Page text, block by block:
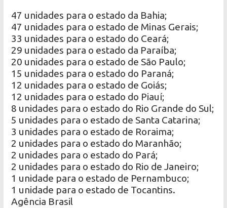
47 unidades para o estado da Bahia;
47 unidades para o estado de Minas Gerais;
33 unidades para o estado do Ceará;
29 unidades para o estado da Paraíba;
20 unidades para o estado de São Paulo;
15 unidades para o estado do Paraná;
12 unidades para o estado de Goiás;
12 unidades para o estado do Piauí;
8 unidades para o estado do Rio Grande do Sul;
5 unidades para o estado de Santa Catarina;
3 unidades para o estado de Roraima;
2 unidades para o estado do Maranhão;
2 unidades para o estado do Pará;
2 unidades para o estado do Rio de Janeiro;
1 unidade para o estado de Pernambuco;
1 unidade para o estado de Tocantins.
Agência Brasil